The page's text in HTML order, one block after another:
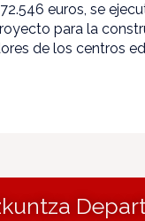
euros, se
para la
de los centros